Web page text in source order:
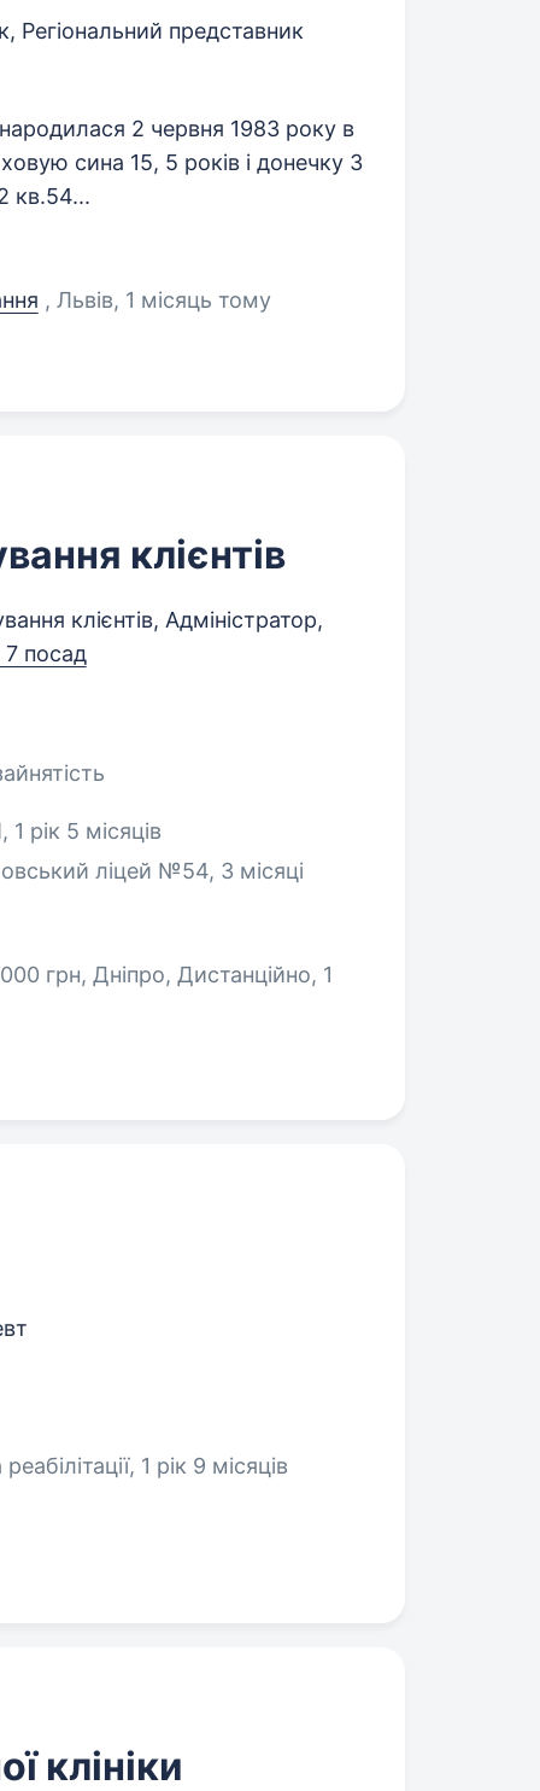
представник
2 червня 1983 року в
сина 15, 5 років і донечку 3
кв.54...
, Львів, 1 місяць тому
клієнтів
клієнтів, Адміністратор,
посад
рік 5 місяців
ліцей №54, 3 місяці
грн, Дніпро, Дистанційно, 1
1 рік 9 місяців
клініки